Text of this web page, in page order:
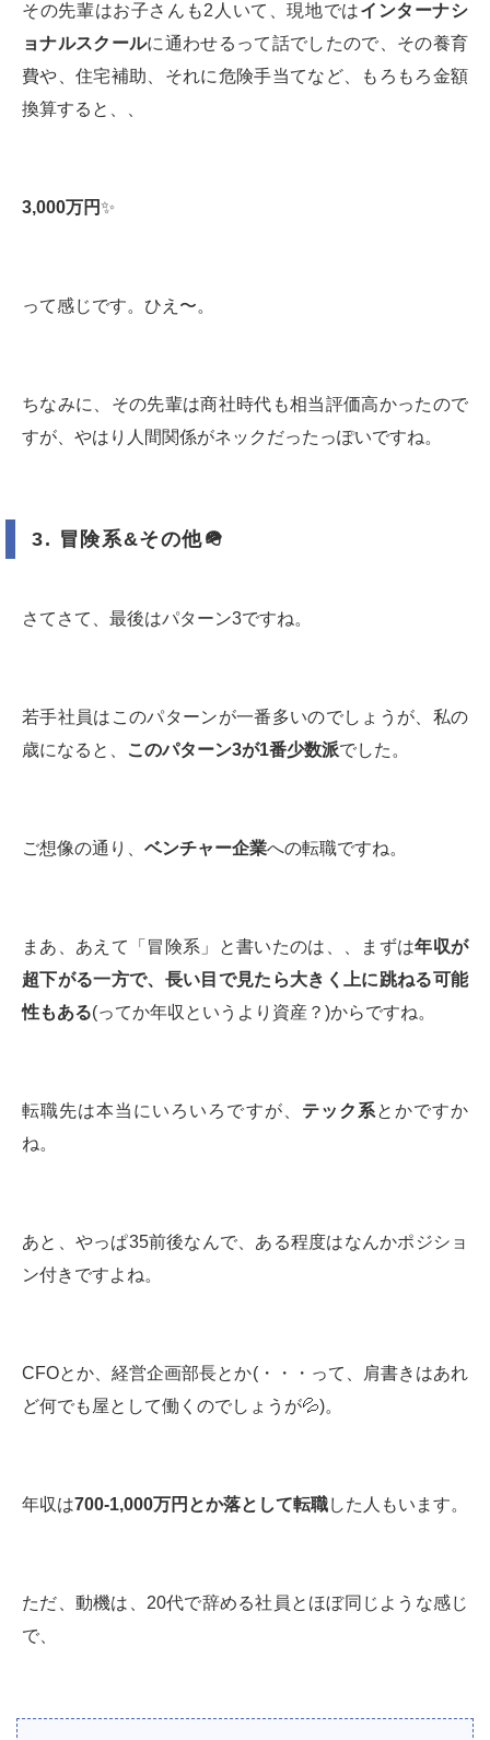
その先輩はお子さんも2人いて、現地ではインターナシ
ョナルスクールに通わせるって話でしたので、その養育
費や、住宅補助、それに危険手当てなど、もろもろ金額
換算すると、、
3,000万円✨
って感じです。ひえ〜。
ちなみに、その先輩は商社時代も相当評価高かったので
すが、やはり人間関係がネックだったっぽいですね。
3. 冒険系&その他🪖
さてさて、最後はパターン3ですね。
若手社員はこのパターンが一番多いのでしょうが、私の
歳になると、
このパターン3が1番少数派でした。
ご想像の通り、 ベンチャー企業への転職ですね。
まあ、あえて「冒険系」と書いたのは、、まずは年収が
超下がる一方で、長い目で見たら大きく上に跳ねる可能
性もある(ってか年収というより資産？)からですね。
転職先は本当にいろいろですが、 テック系とかですか
ね。
あと、やっぱ35前後なんで、ある程度はなんかポジショ
ン付きですよね。
CFOとか、経営企画部長とか(・・・って、肩書きはあれ
ど何でも屋として働くのでしょうが💦)。
年収は700-1,000万円とか落として転職した人もいます。
ただ、動機は、20代で辞める社員とほぼ同じような感じ
で、